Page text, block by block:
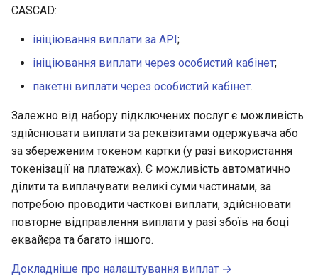
п
к
Глосарій
Домени та IP адреси
CASCAD:
ініціювання виплати за API;
ініціювання виплати через особистий кабінет;
пакетні виплати через особистий кабінет.
Залежно від набору підключених послуг є можливість
здійснювати виплати за реквізитами одержувача або
за збереженим токеном картки (у разі використання
токенізації на платежах). Є можливість автоматично
ділити та виплачувати великі суми частинами, за
потребою проводити часткові виплати, здійснювати
повторне відправлення виплати у разі збоїв на боці
еквайєра та багато іншого.
Докладніше про налаштування виплат →